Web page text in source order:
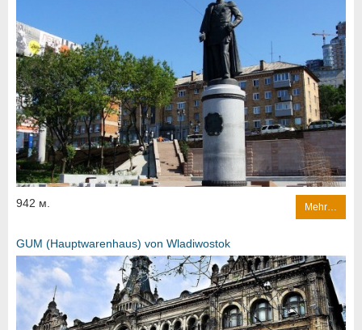
942 м. Mehr…
GUM (Hauptwarenhaus) von Wladiwostok